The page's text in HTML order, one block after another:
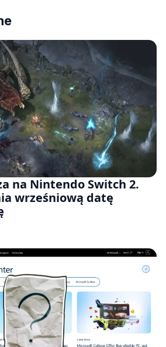
na Nintendo Switch 2.
wrześniową datę